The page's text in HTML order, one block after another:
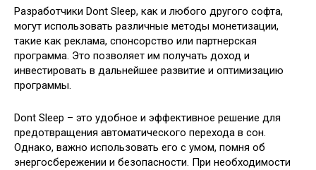
Разработчики Dont Sleep, как и любого другого софта,
могут использовать различные методы монетизации,
такие как реклама, спонсорство или партнерская
программа. Это позволяет им получать доход и
инвестировать в дальнейшее развитие и оптимизацию
программы.
Dont Sleep – это удобное и эффективное решение для
предотвращения автоматического перехода в сон.
Однако, важно использовать его с умом, помня об
энергосбережении и безопасности. При необходимости